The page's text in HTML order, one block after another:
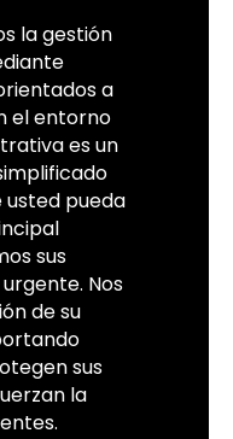
la gestión
a
el entorno
es un
pueda
sus
Nos
de su
sus
la